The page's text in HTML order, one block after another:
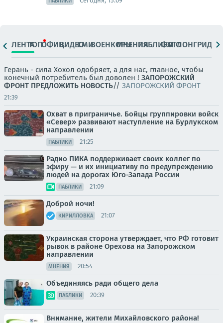
ЛЕНТАТОПОФИЦ.ВИДЕОСМИВОЕНКОРЫМНЕНИЯПАБЛИКИ
ФОТОЛОНГРИДЫ
Герань - сила Хохол одобряет, а для нас, главное, чтобы
конечный потребитель был доволен ! ЗАПОРОЖСКИЙ
ФРОНТ ПРЕДЛОЖИТЬ НОВОСТЬ// ЗАПОРОЖСКИЙ ФРОНТ
21:39
Охват в приграничье. Бойцы группировки войск
«Север» развивают наступление на Бурлукском
направлении
ПАБЛИКИ 21:25
Радио ПИКА поддерживает своих коллег по
эфиру — и их инициативу по предупреждению
людей на дорогах Юго-Запада России
ПАБЛИКИ 21:09
Доброй ночи!
КИРИЛЛОВКА 21:07
Украинская сторона утверждает, что РФ готовит
рывок в районе Орехова на Запорожском
направлении
МНЕНИЯ 20:54
Объединяясь ради общего дела
ПАБЛИКИ 20:39
Внимание, жители Михайловского района!